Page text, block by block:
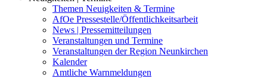
Themen Neuigkeiten & Termine
AfOe Pressestelle/Öffentlichkeitsarbeit
News | Pressemitteilungen
Veranstaltungen und Termine
Veranstaltungen der Region Neunkirchen
Kalender
Amtliche Warnmeldungen